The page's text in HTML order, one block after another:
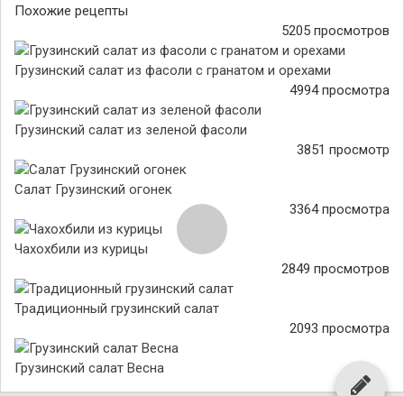
Похожие рецепты
5205 просмотров
Грузинский салат из фасоли с гранатом и орехами
4994 просмотра
Грузинский салат из зеленой фасоли
3851 просмотр
Салат Грузинский огонек
3364 просмотра
Чахохбили из курицы
2849 просмотров
Традиционный грузинский салат
2093 просмотра
Грузинский салат Весна